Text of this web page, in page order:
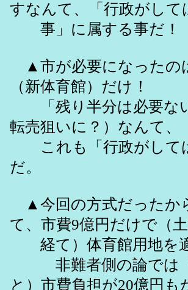
すなんて、「行政がして
事」に属する事だ！
▲市が必要になったの
（新体育館）だけ！
「残り半分は必要な
転売狙いに？）なんて、
これも「行政がして
だ。
▲今回の方式だったか
て、市費9億円だけで（
経て）体育館用地を
非難者側の論では「
と）市費負担が20億円も